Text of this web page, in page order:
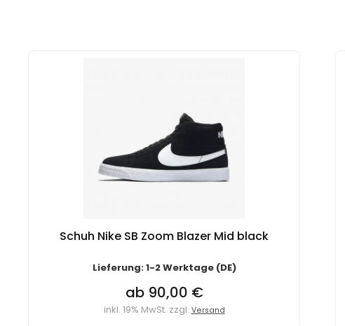
Schuh Nike SB Zoom Blazer Mid black
Lieferung: 1-2 Werktage (DE)
ab 90,00 €
inkl. 19% MwSt. zzgl. Versand